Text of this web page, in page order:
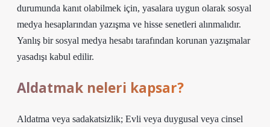
durumunda kanıt olabilmek için, yasalara uygun olarak sosyal
medya hesaplarından yazışma ve hisse senetleri alınmalıdır.
Yanlış bir sosyal medya hesabı tarafından korunan yazışmalar
yasadışı kabul edilir.
Aldatmak neleri kapsar?
Aldatma veya sadakatsizlik; Evli veya duygusal veya cinsel